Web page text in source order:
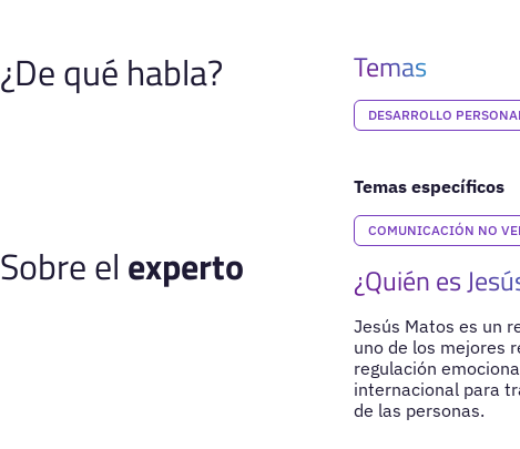
¿De qué habla? Temas
DESARROLLO
Temas específicos
COMUNICACIÓN NO
Sobre el experto ¿Quién es
Jesús Matos es un
uno de los mejores
regulación
internacional para
de las personas.